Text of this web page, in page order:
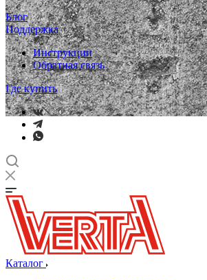
Блог
Поддержка
Инструкции
Обратная связь
Где купить
Каталог